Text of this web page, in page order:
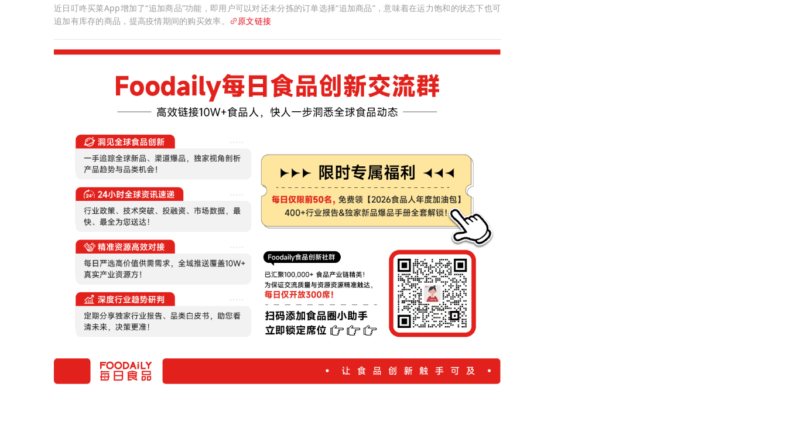
近日叮咚买菜App增加了“追加商品”功能，即用户可以对还未分拣的订单选择“追加商品”，意味着在运力饱和的状态下也可
追加有库存的商品，提高疫情期间的购买效率。
原文链接